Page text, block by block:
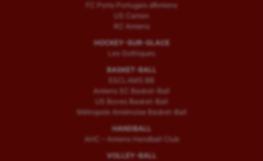
FC Porto Portugais d’Amiens
US Camon
RC Amiens
HOCKEY-SUR-GLACE
Les Gothiques
BASKET-BALL
ESCLAMS BB
Amiens SC Basket-Ball
US Boves Basket-Ball
Métropole Amiénoise Basket-Ball
HANDBALL
AHC – Amiens Handball Club
VOLLEY-BALL